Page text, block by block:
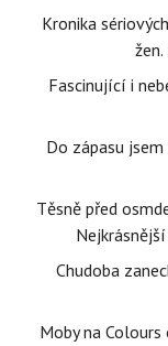
Kronika
Fascinující i
Do zápasu
Těsně před
Chudoba
Moby na